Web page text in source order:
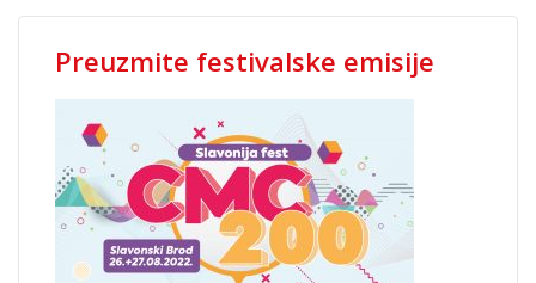
Preuzmite festivalske emisije